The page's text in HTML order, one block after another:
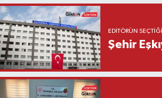
EDITÖRÜN SEÇTIĞI
Şehir